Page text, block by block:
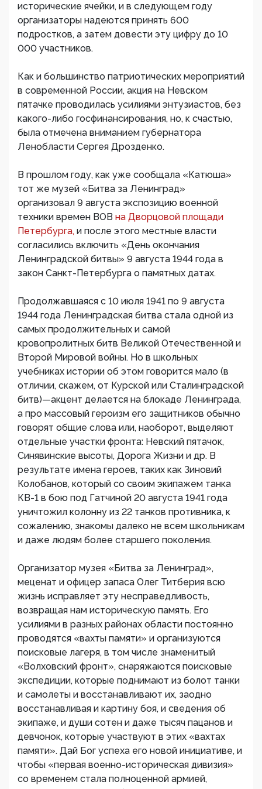
исторические ячейки, и в следующем году
организаторы надеются принять 600
подростков, а затем довести эту цифру до 10
000 участников.
Как и большинство патриотических мероприятий
в современной России, акция на Невском
пятачке проводилась усилиями энтузиастов, без
какого-либо госфинансирования, но, к счастью,
была отмечена вниманием губернатора
Ленобласти Сергея Дрозденко.
В прошлом году, как уже сообщала «Катюша»
тот же музей «Битва за Ленинград»
организовал 9 августа экспозицию военной
техники времен ВОВ на Дворцовой площади
Петербурга, и после этого местные власти
согласились включить «День окончания
Ленинградской битвы» 9 августа 1944 года в
закон Санкт-Петербурга о памятных датах.
Продолжавшаяся с 10 июля 1941 по 9 августа
1944 года Ленинградская битва стала одной из
самых продолжительных и самой
кровопролитных битв Великой Отечественной и
Второй Мировой войны. Но в школьных
учебниках истории об этом говорится мало (в
отличии, скажем, от Курской или Сталинградской
битв)—акцент делается на блокаде Ленинграда,
а про массовый героизм его защитников обычно
говорят общие слова или, наоборот, выделяют
отдельные участки фронта: Невский пятачок,
Синявинские высоты, Дорога Жизни и др. В
результате имена героев, таких как Зиновий
Колобанов, который со своим экипажем танка
КВ-1 в бою под Гатчиной 20 августа 1941 года
уничтожил колонну из 22 танков противника, к
сожалению, знакомы далеко не всем школьникам
и даже людям более старшего поколения.
Организатор музея «Битва за Ленинград»,
меценат и офицер запаса Олег Титберия всю
жизнь исправляет эту несправедливость,
возвращая нам историческую память. Его
усилиями в разных районах области постоянно
проводятся «вахты памяти» и организуются
поисковые лагеря, в том числе знаменитый
«Волховский фронт», снаряжаются поисковые
экспедиции, которые поднимают из болот танки
и самолеты и восстанавливают их, заодно
восстанавливая и картину боя, и сведения об
экипаже, и души сотен и даже тысяч пацанов и
девчонок, которые участвуют в этих «вахтах
памяти». Дай Бог успеха его новой инициативе, и
чтобы «первая военно-историческая дивизия»
со временем стала полноценной армией,